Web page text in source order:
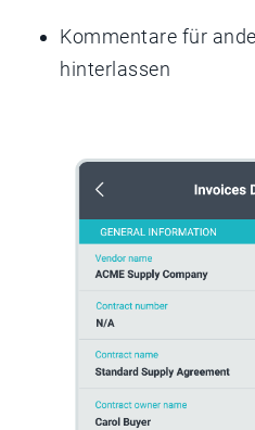
Kommentare für
hinterlassen